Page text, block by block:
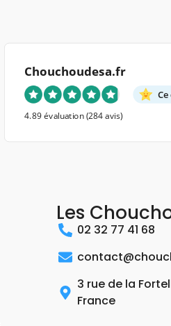
Chouchoudesa.fr
4.89 évaluation(284 avis)
Les
02 32 77 41 68
3 rue de la
France